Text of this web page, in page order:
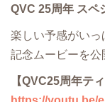
QVC 25周年 スペ
楽しい予感がい
記念ムービーを公
【QVC25周年テ